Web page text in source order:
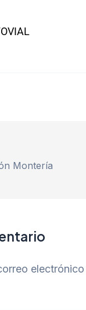
Montería